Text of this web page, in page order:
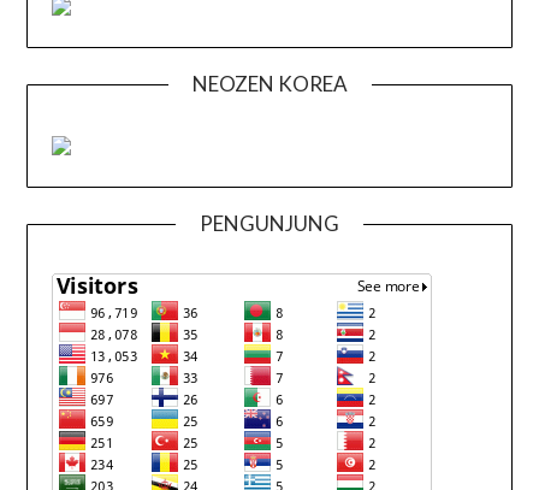
NEOZEN KOREA
PENGUNJUNG